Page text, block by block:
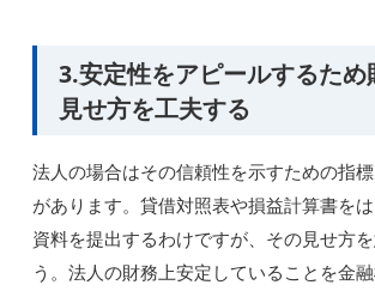
3.安定性をアピールするため
見せ方を工夫する
法人の場合はその信頼性を示すための指
があります。貸借対照表や損益計算書を
資料を提出するわけですが、その見せ方
う。法人の財務上安定していることを金